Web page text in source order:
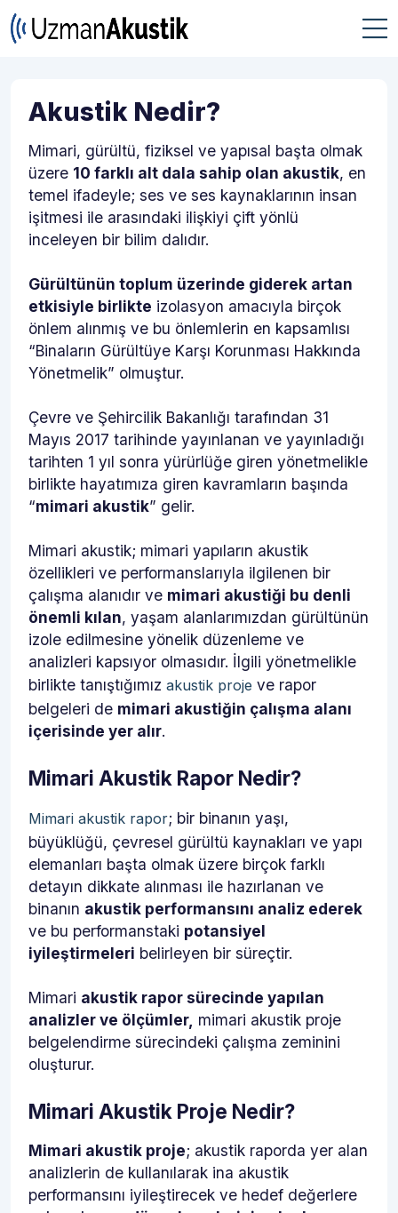
Akustik Nedir?
Mimari, gürültü, fiziksel ve yapısal başta olmak
üzere 10 farklı alt dala sahip olan akustik, en
temel ifadeyle; ses ve ses kaynaklarının insan
işitmesi ile arasındaki ilişkiyi çift yönlü
inceleyen bir bilim dalıdır.
Gürültünün toplum üzerinde giderek artan
etkisiyle birlikte izolasyon amacıyla birçok
önlem alınmış ve bu önlemlerin en kapsamlısı
“Binaların Gürültüye Karşı Korunması Hakkında
Yönetmelik” olmuştur.
Çevre ve Şehircilik Bakanlığı tarafından 31
Mayıs 2017 tarihinde yayınlanan ve yayınladığı
tarihten 1 yıl sonra yürürlüğe giren yönetmelikle
birlikte hayatımıza giren kavramların başında
“mimari akustik” gelir.
Mimari akustik; mimari yapıların akustik
özellikleri ve performanslarıyla ilgilenen bir
çalışma alanıdır ve mimari akustiği bu denli
önemli kılan, yaşam alanlarımızdan gürültünün
izole edilmesine yönelik düzenleme ve
analizleri kapsıyor olmasıdır. İlgili yönetmelikle
birlikte tanıştığımız akustik proje ve rapor
belgeleri de mimari akustiğin çalışma alanı
içerisinde yer alır.
Mimari Akustik Rapor Nedir?
Mimari akustik rapor; bir binanın yaşı,
büyüklüğü, çevresel gürültü kaynakları ve yapı
elemanları başta olmak üzere birçok farklı
detayın dikkate alınması ile hazırlanan ve
binanın akustik performansını analiz ederek
ve bu performanstaki potansiyel
iyileştirmeleri belirleyen bir süreçtir.
Mimari akustik rapor sürecinde yapılan
analizler ve ölçümler, mimari akustik proje
belgelendirme sürecindeki çalışma zeminini
oluşturur.
Mimari Akustik Proje Nedir?
Mimari akustik proje; akustik raporda yer alan
analizlerin de kullanılarak ina akustik
performansını iyileştirecek ve hedef değerlere